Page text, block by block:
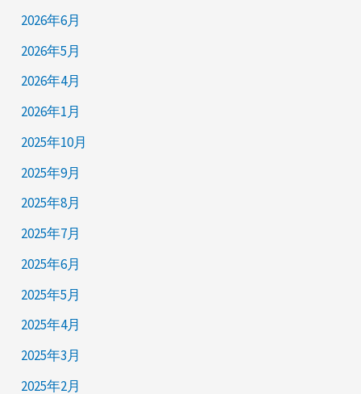
2026年6月
2026年5月
2026年4月
2026年1月
2025年10月
2025年9月
2025年8月
2025年7月
2025年6月
2025年5月
2025年4月
2025年3月
2025年2月